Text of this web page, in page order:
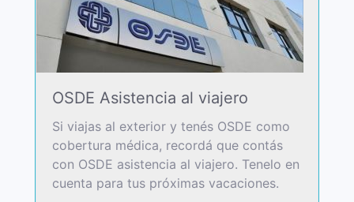
OSDE Asistencia al viajero
Si viajas al exterior y tenés OSDE como
cobertura médica, recordá que contás
con OSDE asistencia al viajero. Tenelo en
cuenta para tus próximas vacaciones.